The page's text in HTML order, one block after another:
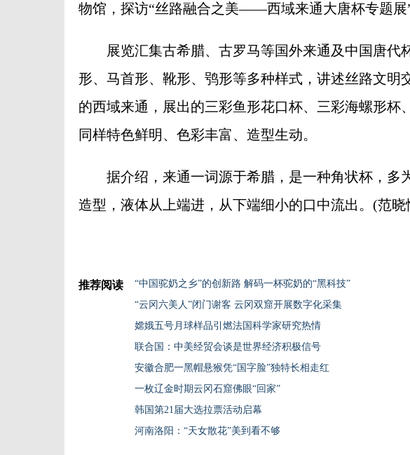
物馆，探访“丝路融合之美——西域来通大唐杯专题展”
展览汇集古希腊、古罗马等国外来通及中国唐代
形、马首形、靴形、鸮形等多种样式，讲述丝路文明
的西域来通，展出的三彩鱼形花口杯、三彩海螺形杯
同样特色鲜明、色彩丰富、造型生动。
据介绍，来通一词源于希腊，是一种角状杯，多
造型，液体从上端进，从下端细小的口中流出。(范晓
推荐阅读
“中国驼奶之乡”的创新路 解码一杯驼奶的“黑科技”
“云冈六美人”闭门谢客 云冈双窟开展数字化采集
嫦娥五号月球样品引燃法国科学家研究热情
联合国：中美经贸会谈是世界经济积极信号
安徽合肥一黑帽悬猴凭“国字脸”独特长相走红
一枚辽金时期云冈石窟佛眼“回家”
韩国第21届大选拉票活动启幕
河南洛阳：“天女散花”美到看不够